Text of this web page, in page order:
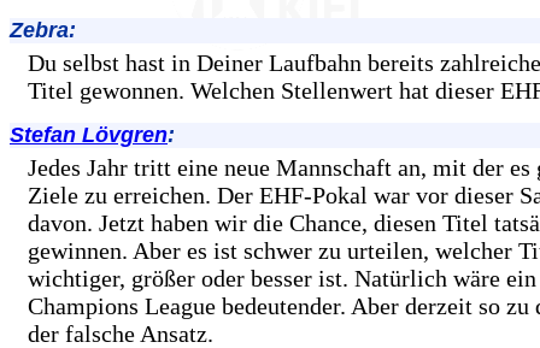
Zebra:
Du selbst hast in Deiner Laufbahn bereits
Titel gewonnen. Welchen Stellenwert hat dieser
Stefan Lövgren:
Jedes Jahr tritt eine neue Mannschaft an, mit der es
Ziele zu erreichen. Der EHF-Pokal war vor dieser
davon. Jetzt haben wir die Chance, diesen Titel
gewinnen. Aber es ist schwer zu urteilen, welcher
wichtiger, größer oder besser ist. Natürlich wäre
Champions League bedeutender. Aber derzeit so zu
der falsche Ansatz.